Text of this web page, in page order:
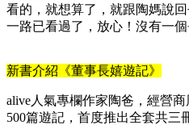
看的，就想算了，就跟陶媽說
一路已看過了，放心！沒有一個
新書介紹《董事長嬉遊記》
alive人氣專欄作家陶爸，經營
500篇遊記，首度推出全套共三